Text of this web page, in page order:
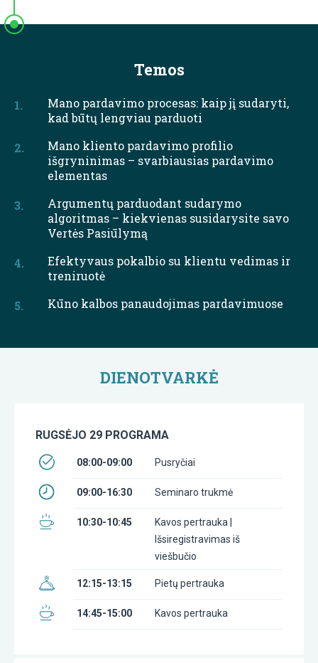
Temos
Mano pardavimo procesas: kaip jį sudaryti,
kad būtų lengviau parduoti
Mano kliento pardavimo profilio
išgryninimas – svarbiausias pardavimo
elementas
Argumentų parduodant sudarymo
algoritmas – kiekvienas susidarysite savo
Vertės Pasiūlymą
Efektyvaus pokalbio su klientu vedimas ir
treniruotė
Kūno kalbos panaudojimas pardavimuose
DIENOTVARKĖ
RUGSĖJO 29 PROGRAMA
08:00-09:00 Pusryčiai
09:00-16:30 Seminaro trukmė
10:30-10:45
Kavos pertrauka |
Išsiregistravimas iš
viešbučio
12:15-13:15 Pietų pertrauka
14:45-15:00 Kavos pertrauka